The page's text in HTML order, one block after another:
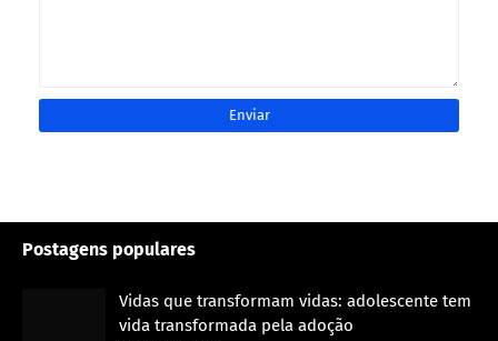
Postagens populares
Vidas que transformam vidas: adolescente tem
vida transformada pela adoção